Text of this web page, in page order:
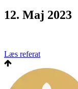
12. Maj 2023
Læs referat